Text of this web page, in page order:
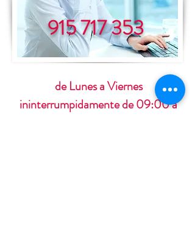
915 717 353
de Lunes a Viernes
ininterrumpidamente de 09:00 a